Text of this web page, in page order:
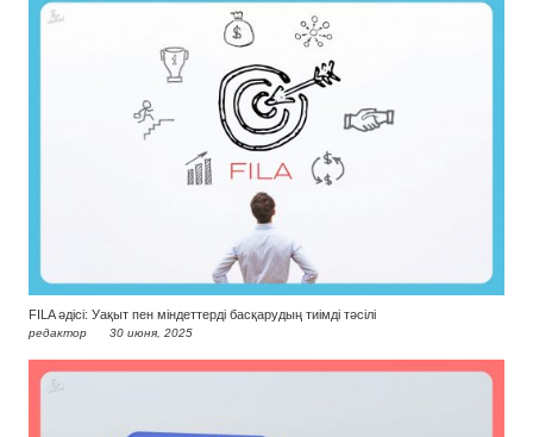
FILA әдісі: Уақыт пен міндеттерді басқарудың тиімді тәсілі
редактор 30 июня, 2025